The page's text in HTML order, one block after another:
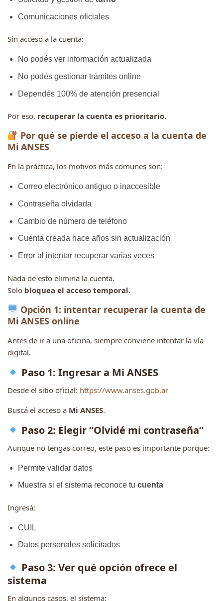
Comunicaciones oficiales
Sin acceso a la cuenta:
No podés ver información actualizada
No podés gestionar trámites online
Dependés 100% de atención presencial
Por eso, recuperar la cuenta es prioritario.
Por qué se pierde el acceso a la cuenta de
Mi ANSES
En la práctica, los motivos más comunes son:
Correo electrónico antiguo o inaccesible
Contraseña olvidada
Cambio de número de teléfono
Cuenta creada hace años sin actualización
Error al intentar recuperar varias veces
Nada de esto elimina la cuenta.
Solo bloquea el acceso temporal.
Opción 1: intentar recuperar la cuenta de
Mi ANSES online
Antes de ir a una oficina, siempre conviene intentar la vía
digital.
Paso 1: Ingresar a Mi ANSES
Desde el sitio oficial: https://www.anses.gob.ar
Buscá el acceso a Mi ANSES.
Paso 2: Elegir “Olvidé mi contraseña”
Aunque no tengas correo, este paso es importante porque:
Permite validar datos
Muestra si el sistema reconoce tu cuenta
Ingresá:
CUIL
Datos personales solicitados
Paso 3: Ver qué opción ofrece el
sistema
En algunos casos, el sistema: